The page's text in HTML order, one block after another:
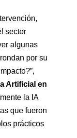
sector
algunas
por su
Artificial en
la IA
que fueron
prácticos